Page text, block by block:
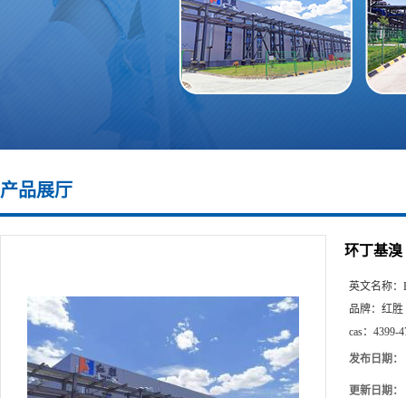
产品展厅
环丁基溴
英文名称：
品牌： 红胜
cas： 4399-
发布日期：
更新日期：